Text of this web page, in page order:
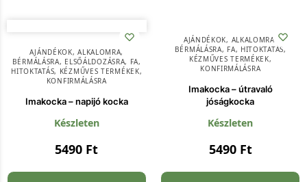
AJÁNDÉKOK,ALKALOMRA,
BÉRMÁLÁSRA, ELSŐÁLDOZÁSRA, FA,
HITOKTATÁS, KÉZMŰVES TERMÉKEK,
KONFIRMÁLÁSRA
Imakocka – napijó kocka
Készleten
5490 Ft
AJÁNDÉKOK, ALKALOMRA
BÉRMÁLÁSRA, FA, HITOKTATÁS,
KÉZMŰVES TERMÉKEK,
KONFIRMÁLÁSRA
Imakocka – útravaló
jóságkocka
Készleten
5490 Ft